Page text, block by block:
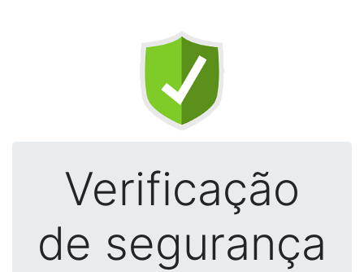
Verificação
de segurança